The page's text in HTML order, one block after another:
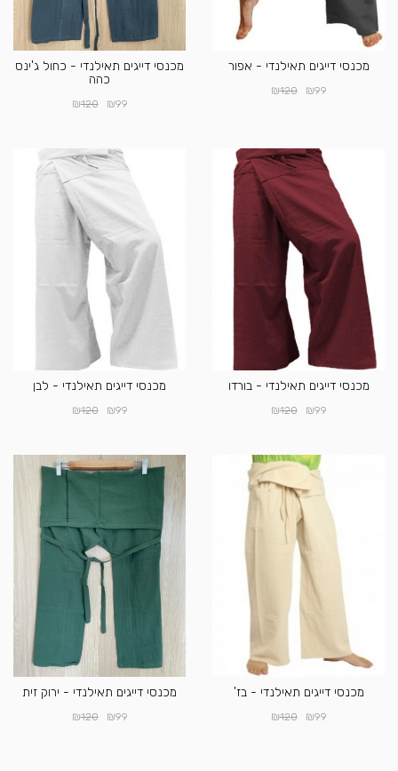
מכנסי דייגים תאילנדי - אפור
₪99
₪120
מכנסי דייגים תאילנדי - כחול ג'ינס
כהה
₪99
₪120
מכנסי דייגים תאילנדי - בורדו
₪99
₪120
מכנסי דייגים תאילנדי - לבן
₪99
₪120
מכנסי דייגים תאילנדי - בז'
₪99
₪120
מכנסי דייגים תאילנדי - ירוק זית
₪99
₪120